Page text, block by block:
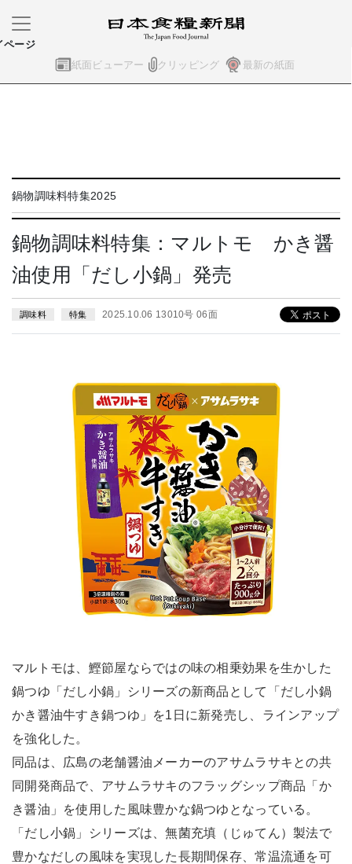
紙面ビューアー クリッピング 最新の紙面
ページ
鍋物調味料特集2025
鍋物調味料特集：マルトモ かき醤
油使用「だし小鍋」発売
調味料 特集 2025.10.06 13010号 06面
マルトモは、鰹節屋ならではの味の相乗効果を生かした
鍋つゆ「だし小鍋」シリーズの新商品として「だし小鍋
かき醤油牛すき鍋つゆ」を1日に新発売し、ラインアップ
を強化した。
同品は、広島の老舗醤油メーカーのアサムラサキとの共
同開発商品で、アサムラサキのフラッグシップ商品「か
き醤油」を使用した風味豊かな鍋つゆとなっている。
「だし小鍋」シリーズは、無菌充填（じゅてん）製法で
豊かなだしの風味を実現した長期間保存、常温流通を可